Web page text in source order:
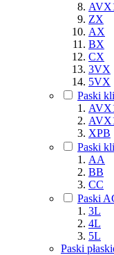
ZX
AX
BX
CX
3VX
5VX
Paski
XPB
Paski
AA
BB
CC
Paski
3L
4L
5L
Paski